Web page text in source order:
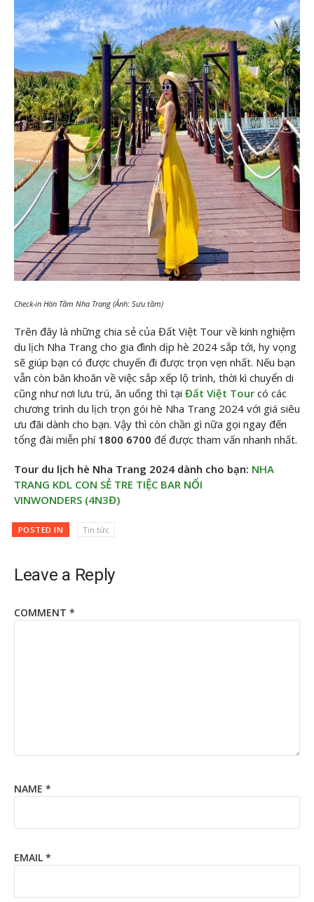
Check-in Hòn Tằm Nha Trang (Ảnh: Sưu tầm)
Trên đây là những chia sẻ của Đất Việt Tour về kinh nghiệm
du lịch Nha Trang cho gia đình dịp hè 2024 sắp tới, hy vọng
sẽ giúp bạn có được chuyến đi được trọn vẹn nhất. Nếu bạn
vẫn còn băn khoăn về việc sắp xếp lộ trình, thời kì chuyển di
cũng như nơi lưu trú, ăn uống thì tại Đất Việt Tour có các
chương trình du lịch trọn gói hè Nha Trang 2024 với giá siêu
ưu đãi dành cho bạn. Vậy thì còn chần gì nữa gọi ngay đến
tổng đài miễn phí 1800 6700 để được tham vấn nhanh nhất.
Tour du lịch hè Nha Trang 2024 dành cho bạn: NHA
TRANG KDL CON SẺ TRE TIỆC BAR NỔI
VINWONDERS (4N3Đ)
POSTED IN Tin tức
Leave a Reply
COMMENT *
NAME *
EMAIL *